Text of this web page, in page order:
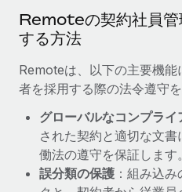
Compliance Watchtower
コンプライアンスリスクを先
デバイス管理
ITデバイスを世界規模で提供
法人設立
法令順守した法人をスピーデ
移住・転勤
と戦略的提携
Reverse Techの概要 健康とウェ
Reverse...
詳細を見る
AIのパイオニアである
い、どのようにしてワーク
のか
ブログ
グローバル給与処理
EORおよびPEO
契約社員管理
税務
Remoteの契約社員管
する方法
Remoteは、以下の主要機
者を採用する際の法令遵守を
グローバルなコンプライ
された契約と適切な文
働法の遵守を保証します。
誤分類の保護 ：組み込